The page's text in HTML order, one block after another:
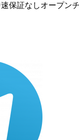
保証なしオープン